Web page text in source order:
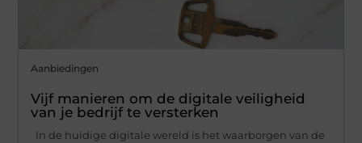
Aanbiedingen
Vijf manieren om de digitale veiligheid
van je bedrijf te versterken
In de huidige digitale wereld is het waarborgen van de